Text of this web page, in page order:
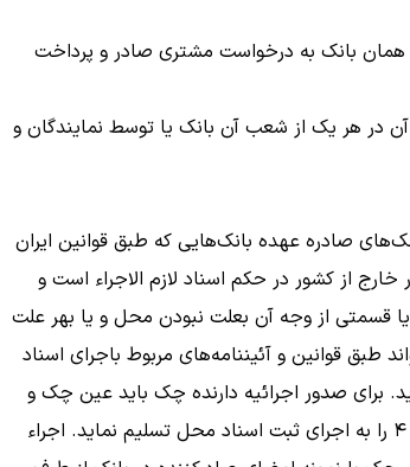
بانک به درخواست مشتری صادر و پرداخت
در هر یک از شعب آن بانک یا توسط نمایندگان و
قانون صدور چک، چک‌های صادره عهده بانک‌هایی که طبق قوانین ایران
از کشور در حکم اسناد لازم الاجراء است و
قسمتی از وجه آن بعلت نبودن محل و یا بهر علت
قوانین و آئیننامه‌های مربوط باجرای اسناد
برای صدور اجرائیه دارنده چک باید عین چک و
گواهینامه مذکور در ماده ۳ و یا گواهینامه مندرج در ماده ۴ را به اجرای ثبت اسناد محل تسلیم نماید. اجراء